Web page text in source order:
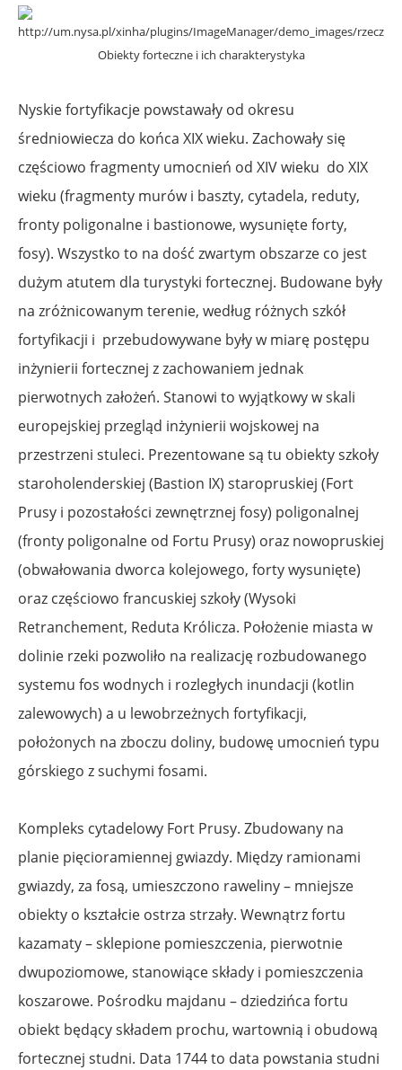
Obiekty forteczne i ich charakterystyka
Nyskie fortyfikacje powstawały od okresu
średniowiecza do końca XIX wieku. Zachowały się
częściowo fragmenty umocnień od XIV wieku do XIX
wieku (fragmenty murów i baszty, cytadela, reduty,
fronty poligonalne i bastionowe, wysunięte forty,
fosy). Wszystko to na dość zwartym obszarze co jest
dużym atutem dla turystyki fortecznej. Budowane były
na zróżnicowanym terenie, według różnych szkół
fortyfikacji i przebudowywane były w miarę postępu
inżynierii fortecznej z zachowaniem jednak
pierwotnych założeń. Stanowi to wyjątkowy w skali
europejskiej przegląd inżynierii wojskowej na
przestrzeni stuleci. Prezentowane są tu obiekty szkoły
staroholenderskiej (Bastion IX) staropruskiej (Fort
Prusy i pozostałości zewnętrznej fosy) poligonalnej
(fronty poligonalne od Fortu Prusy) oraz nowopruskiej
(obwałowania dworca kolejowego, forty wysunięte)
oraz częściowo francuskiej szkoły (Wysoki
Retranchement, Reduta Królicza. Położenie miasta w
dolinie rzeki pozwoliło na realizację rozbudowanego
systemu fos wodnych i rozległych inundacji (kotlin
zalewowych) a u lewobrzeżnych fortyfikacji,
położonych na zboczu doliny, budowę umocnień typu
górskiego z suchymi fosami.
Kompleks cytadelowy Fort Prusy. Zbudowany na
planie pięcioramiennej gwiazdy. Między ramionami
gwiazdy, za fosą, umieszczono raweliny – mniejsze
obiekty o kształcie ostrza strzały. Wewnątrz fortu
kazamaty – sklepione pomieszczenia, pierwotnie
dwupoziomowe, stanowiące składy i pomieszczenia
koszarowe. Pośrodku majdanu – dziedzińca fortu
obiekt będący składem prochu, wartownią i obudową
fortecznej studni. Data 1744 to data powstania studni